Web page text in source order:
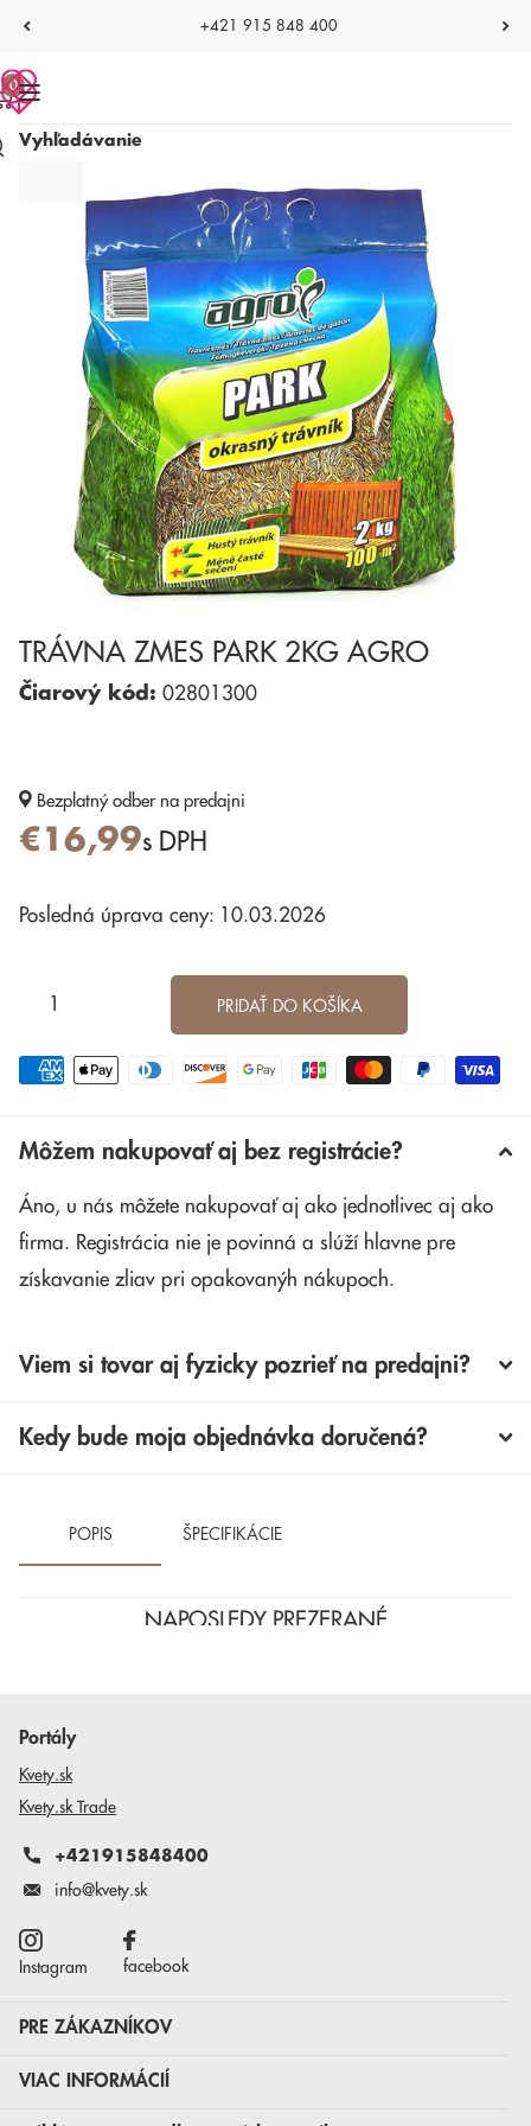
+421 915 848 400
Vyhľadávanie
0
TRÁVNA ZMES PARK 2KG AGRO
Čiarový kód: 02801300
Bezplatný odber na predajni
€16,99s DPH
Posledná úprava ceny: 10.03.2026
PRIDAŤ DO KOŠÍKA
Môžem nakupovať aj bez registrácie?
Áno, u nás môžete nakupovať aj ako jednotlivec aj ako
firma. Registrácia nie je povinná a slúží hlavne pre
získavanie zliav pri opakovanýh nákupoch.
Viem si tovar aj fyzicky pozrieť na predajni?
Kedy bude moja objednávka doručená?
POPIS ŠPECIFIKÁCIE
NAPOSLEDY PREZERANÉ
Portály
Kvety.sk
Kvety.sk Trade
+421915848400
info@kvety.sk
Instagram facebook
PRE ZÁKAZNÍKOV
VIAC INFORMÁCIÍ